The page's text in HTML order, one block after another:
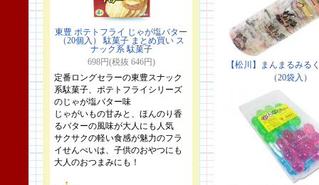
東豊 ポテトフライ じゃが塩バター
（20個入） 駄菓子 まとめ買い ス
ナック系 駄菓子
698円(税抜 646円)
定番ロングセラーの東豊スナック
系駄菓子、ポテトフライシリーズ
のじゃが塩バター味
じゃがいもの甘みと、ほんのり香
るバターの風味が大人にも人気
サクサクの軽い食感が魅力のフラ
イせんべいは、子供のおやつにも
大人のおつまみにも！